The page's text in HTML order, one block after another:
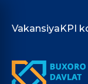
VakansiyaKPI